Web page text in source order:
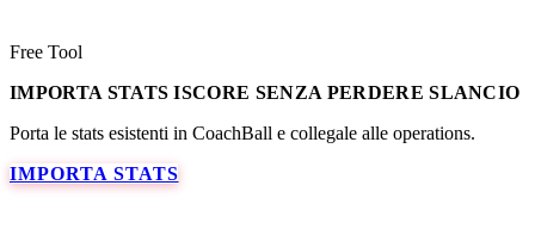
Free Tool
IMPORTA STATS ISCORE SENZA PERDERE SLANCIO
Porta le stats esistenti in CoachBall e collegale alle operations.
IMPORTA STATS